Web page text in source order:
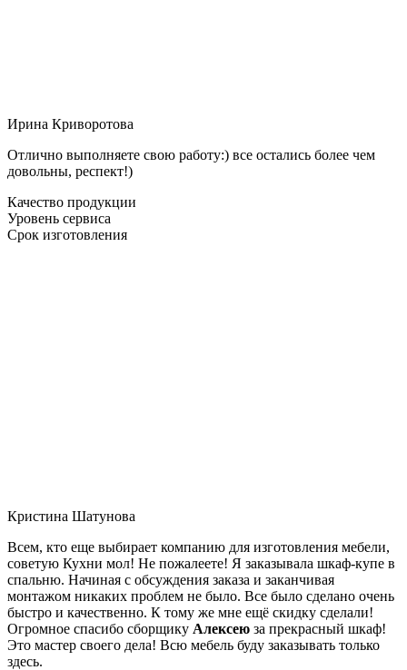
Ирина Криворотова
Отлично выполняете свою работу:) все остались более чем
довольны, респект!)
Качество продукции
Уровень сервиса
Срок изготовления
Кристина Шатунова
Всем, кто еще выбирает компанию для изготовления мебели,
советую Кухни мол! Не пожалеете! Я заказывала шкаф-купе в
спальню. Начиная с обсуждения заказа и заканчивая
монтажом никаких проблем не было. Все было сделано очень
быстро и качественно. К тому же мне ещё скидку сделали!
Огромное спасибо сборщику Алексею за прекрасный шкаф!
Это мастер своего дела! Всю мебель буду заказывать только
здесь.